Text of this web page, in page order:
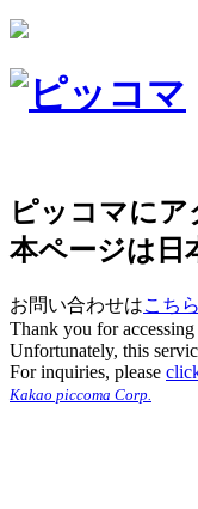
ピッコマにア
本ページは日
お問い合わせはこちら
Thank you for
Unfortunately, this
For inquiries, please
Kakao piccoma Corp.